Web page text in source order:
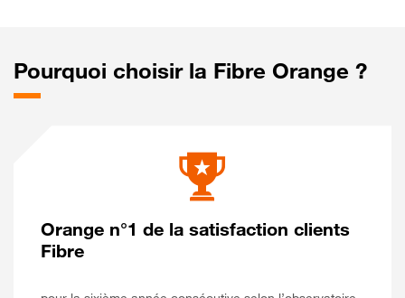
Pourquoi choisir la Fibre Orange ?
Orange n°1 de la satisfaction clients
Fibre